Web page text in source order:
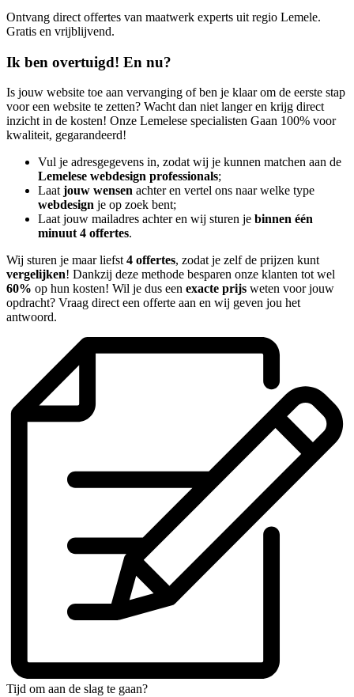
Ontvang direct offertes van maatwerk experts uit regio Lemele.
Gratis en vrijblijvend.
Ik ben overtuigd! En nu?
Is jouw website toe aan vervanging of ben je klaar om de eerste stap
voor een website te zetten? Wacht dan niet langer en krijg direct
inzicht in de kosten! Onze Lemelese specialisten Gaan 100% voor
kwaliteit, gegarandeerd!
Vul je adresgegevens in, zodat wij je kunnen matchen aan de
Lemelese webdesign professionals;
Laat jouw wensen achter en vertel ons naar welke type
webdesign je op zoek bent;
Laat jouw mailadres achter en wij sturen je binnen één
minuut 4 offertes.
Wij sturen je maar liefst 4 offertes, zodat je zelf de prijzen kunt
vergelijken! Dankzij deze methode besparen onze klanten tot wel
60% op hun kosten! Wil je dus een exacte prijs weten voor jouw
opdracht? Vraag direct een offerte aan en wij geven jou het
antwoord.
Tijd om aan de slag te gaan?